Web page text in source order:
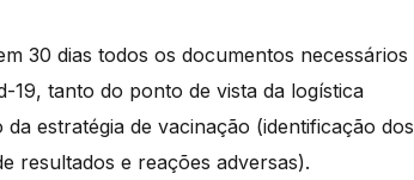
30 dias todos os documentos necessários
19, tanto do ponto de vista da logística
estratégia de vacinação (identificação dos
resultados e reações adversas).